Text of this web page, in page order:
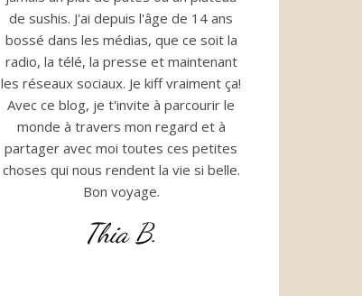
de sushis. J'ai depuis l'âge de 14 ans
bossé dans les médias, que ce soit la
radio, la télé, la presse et maintenant
les réseaux sociaux. Je kiff vraiment ça!
Avec ce blog, je t'invite à parcourir le
monde à travers mon regard et à
partager avec moi toutes ces petites
choses qui nous rendent la vie si belle.
Bon voyage.
Thia B.